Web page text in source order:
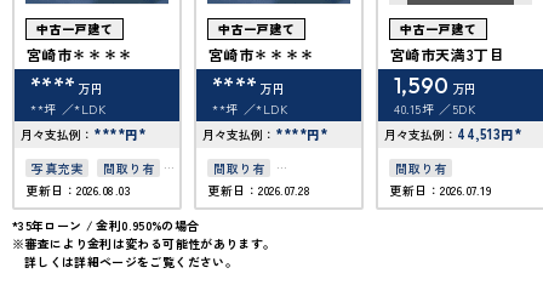
中古一戸建て
宮崎市＊＊＊＊
**** 万円
**坪
*LDK
月々支払例： ****円*
写真充実
間取り有
南向き
更新日：2026.08.03
中古一戸建て
宮崎市＊＊＊＊
**** 万円
**坪
*LDK
月々支払例： ****円*
間取り有
築10年以内
駐車場１台無料
上下水道完備
更新日：2026.07.28
中古一戸建て
宮崎市天満3丁目
1,590 万円
40.15坪
5DK
月々支払例： 44,513円*
間取り有
更新日：2026.07.19
*35年ローン / 金利0.950%の場合
※審査により金利は変わる可能性があります。
詳しくは詳細ページをご覧ください。